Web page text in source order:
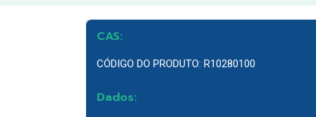
CAS:
CÓDIGO DO PRODUTO: R10280100
Dados: